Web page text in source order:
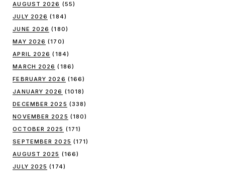
AUGUST 2026 (55)
JULY 2026 (184)
JUNE 2026 (180)
MAY 2026 (170)
APRIL 2026 (184)
MARCH 2026 (186)
FEBRUARY 2026 (166)
JANUARY 2026 (1018)
DECEMBER 2025 (338)
NOVEMBER 2025 (180)
OCTOBER 2025 (171)
SEPTEMBER 2025 (171)
AUGUST 2025 (166)
JULY 2025 (174)